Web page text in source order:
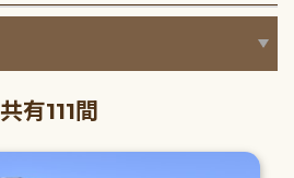
共有111間